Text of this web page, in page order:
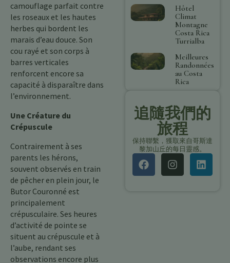
camouflage parfait contre
les roseaux et les hautes
herbes qui bordent les
marais d’eau douce. Son
cou rayé et son corps à
barres verticales
renforcent encore sa
capacité à disparaître dans
l’environnement.
Une Créature du
Crépuscule
Contrairement à ses
parents les hérons,
souvent observés en train
de pêcher en plein jour, le
Butor Couronné est
principalement
crépusculaire. Ses heures
d’activité de pointe se
situent au crépuscule et à
l’aube, rendant ses
observations encore plus
Hôtel
Climat
Montagne
Costa Rica
Turrialba
Meilleures
Randonnées
au Costa
Rica
追隨我們的
旅程
保持聯繫，獲取來自哥斯達
黎加山丘的每日靈感。